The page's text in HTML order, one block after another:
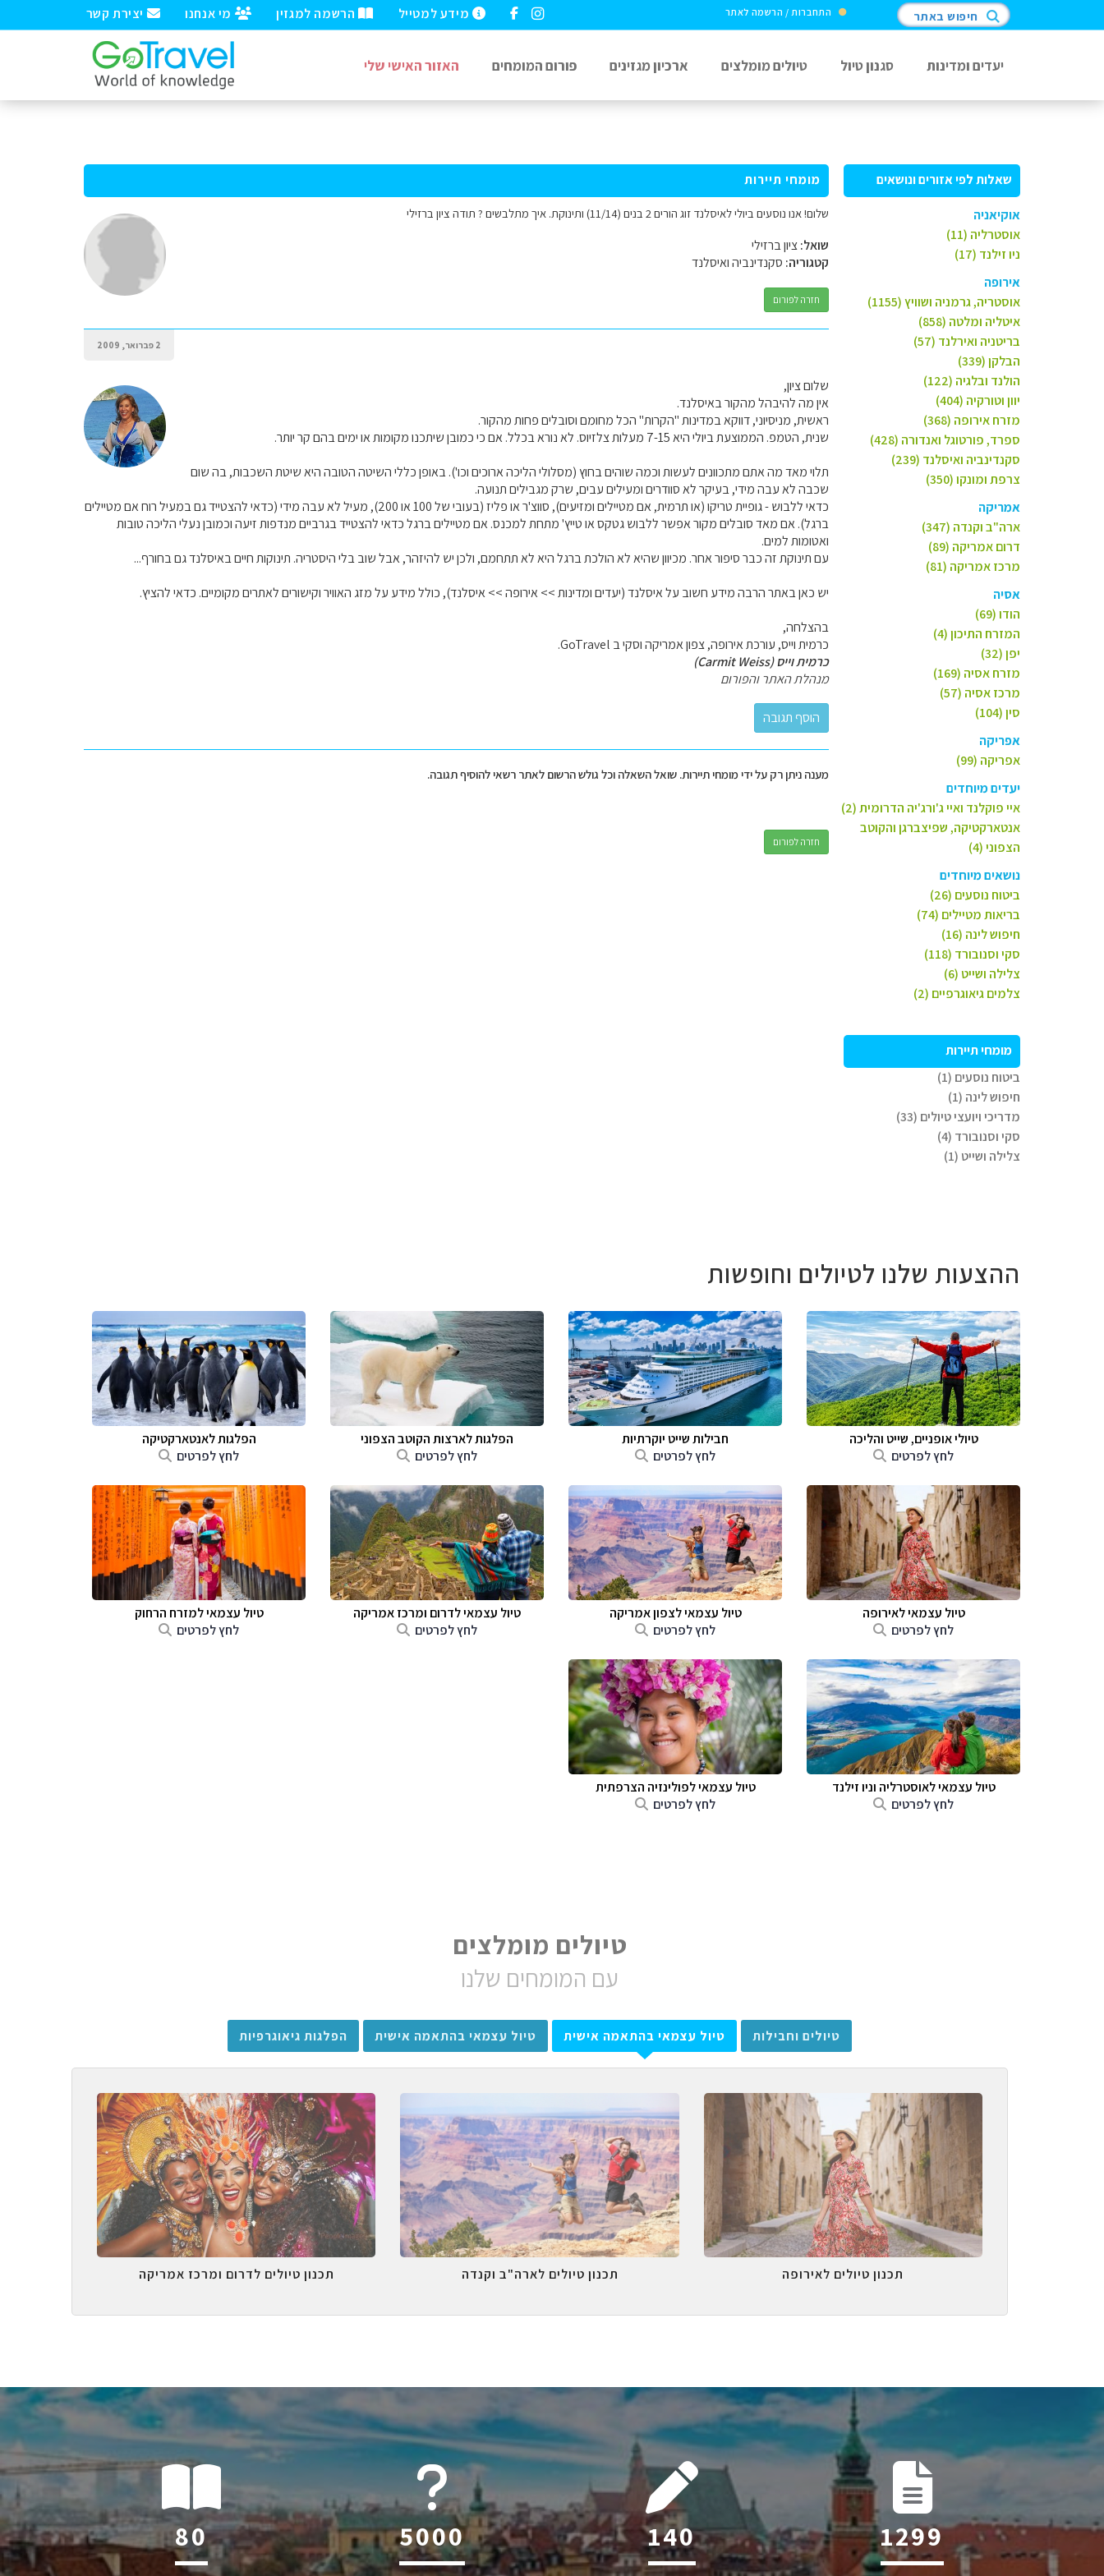
יצירת קשר מי אנחנו הרשמה למגזין מידע למטייל התחברות / הרשמה לאתר חיפוש באתר
יעדים ומדינות סגנון טיול טיולים מומלצים ארכיון מגזינים פורום המומחים האזור האישי שלי
שאלות לפי אזורים ונושאים
אוקיאניה
אוסטרליה (11)
ניו זילנד (17)
אירופה
אוסטריה, גרמניה ושוויץ (1155)
איטליה ומלטה (858)
בריטניה ואירלנד (57)
הבלקן (339)
הולנד ובלגיה (122)
יוון וטורקיה (404)
מזרח אירופה (368)
ספרד, פורטוגל ואנדורה (428)
סקנדינביה ואיסלנד (239)
צרפת ומונקו (350)
אמריקה
ארה"ב וקנדה (347)
דרום אמריקה (89)
מרכז אמריקה (81)
אסיה
הודו (69)
המזרח התיכון (4)
יפן (32)
מזרח אסיה (169)
מרכז אסיה (57)
סין (104)
אפריקה
אפריקה (99)
יעדים מיוחדים
איי פוקלנד ואיי ג'ורג'יה הדרומית (2)
אנטארקטיקה, שפיצברגן והקוטב
הצפוני (4)
נושאים מיוחדים
ביטוח נוסעים (26)
בריאות מטיילים (74)
חיפוש לינה (16)
סקי וסנובורד (118)
צלילה ושייט (6)
צלמים גיאוגרפיים (2)
מומחי תיירות
ביטוח נוסעים (1)
חיפוש לינה (1)
מדריכי ויועצי טיולים (33)
סקי וסנובורד (4)
צלילה ושייט (1)
מומחי תיירות
שלום! אנו נוסעים ביולי לאיסלנד זוג הורים 2 בנים (11/14) ותינוקת. איך מתלבשים ? תודה ציון ברזילי
שואל:ציון ברזילי
קטגוריה: סקנדינביה ואיסלנד
חזרה לפורום
2 פברואר, 2009
שלום ציון,
אין מה להיבהל מהקור באיסלנד.
ראשית, מניסיוני, דווקא במדינות "הקרות" הכל מחומם וסובלים פחות מהקור.
שנית, הטמפ. הממוצעת ביולי היא 7-15 מעלות צלזיוס. לא נורא בכלל. אם כי כמובן שיתכנו מקומות או ימים בהם קר יותר.
תלוי מאד מה אתם מתכוונים לעשות וכמה שוהים בחוץ (מסלולי הליכה ארוכים וכו'). באופן כללי השיטה הטובה היא שיטת השכבות, בה שום
שכבה לא עבה מידי, בעיקר לא סוודרים ומעילים עבים, שרק מגבילים תנועה.
כדאי ללבוש - גופיית טריקו (או תרמית, אם מטיילים ומזיעים), סווצ'ר או פליז (בעובי של 100 או 200), מעיל לא עבה מידי (כדאי להצטייד גם במעיל רוח אם מטיילים
ברגל). אם מאד סובלים מקור אפשר ללבוש גטקס או טייץ' מתחת למכנס. אם מטיילים ברגל כדאי להצטייד בגרביים מנדפות זיעה וכמובן נעלי הליכה טובות
ואטומות למים.
עם תינוקת זה כבר סיפור אחר. מכיוון שהיא לא הולכת ברגל היא לא תתחמם, ולכן יש להיזהר, אבל שוב בלי היסטריה. תינוקות חיים באיסלנד גם בחורף...
יש כאן באתר הרבה מידע חשוב על איסלנד (יעדים ומדינות >> אירופה >> איסלנד), כולל מידע על מזג האוויר וקישורים לאתרים מקומיים. כדאי להציץ.
בהצלחה,
כרמית וייס, עורכת אירופה, צפון אמריקה וסקי ב GoTravel.
כרמית וייס (Carmit Weiss)
מנהלת האתר והפורום
מענה ניתן רק על ידי מומחי תיירות. שואל השאלה וכל גולש הרשום לאתר רשאי להוסיף תגובה.
חזרה לפורום
ההצעות שלנו לטיולים וחופשות
טיולי אופניים, שייט והליכה
לחץ לפרטים
חבילות שייט יוקרתיות
לחץ לפרטים
הפלגות לארצות הקוטב הצפוני
לחץ לפרטים
הפלגות לאנטארקטיקה
לחץ לפרטים
טיול עצמאי לאירופה
לחץ לפרטים
טיול עצמאי לצפון אמריקה
לחץ לפרטים
טיול עצמאי לדרום ומרכז אמריקה
לחץ לפרטים
טיול עצמאי למזרח הרחוק
לחץ לפרטים
טיול עצמאי לאוסטרליה וניו זילנד
לחץ לפרטים
טיול עצמאי לפולינזיה הצרפתית
לחץ לפרטים
טיולים מומלצים
עם המומחים שלנו
טיולים וחבילות טיול עצמאי בהתאמה אישית טיול עצמאי בהתאמה אישית הפלגות גיאוגרפיות
תכנון טיולים לאירופה תכנון טיולים לארה"ב וקנדה תכנון טיולים לדרום ומרכז אמריקה
124 6045 216 2014